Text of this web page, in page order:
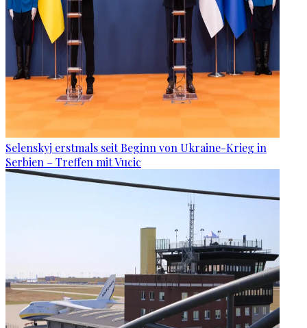
Selenskyj erstmals seit Beginn von Ukraine-Krieg in
Serbien – Treffen mit Vucic